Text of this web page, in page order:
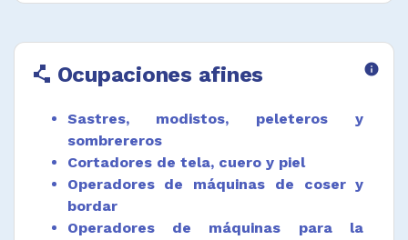
plegarse la sombrilla.
Confeccionar y montar telas gruesas, lonas y
materiales análogos en velas, toldos, tiendas
Desempeñar funciones afines.
polyline Ocupaciones afines info
Sastres, modistos, peleteros y
sombrereros
Cortadores de tela, cuero y piel
Operadores de máquinas de coser y
bordar
Operadores de máquinas para la